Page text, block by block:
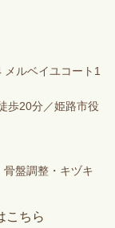
ルベイユコート1
歩20分／姫路市役
盤調整・キヅキ
こちら